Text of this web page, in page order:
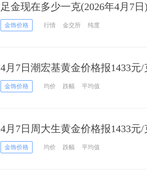
足金现在多少一克(2026年4月7日
金饰价格 行情 金交所 纯度
4月7日潮宏基黄金价格报1433元
金饰价格 均价 跌幅 平均值
4月7日周大生黄金价格报1433元
金饰价格 均价 跌幅 平均值